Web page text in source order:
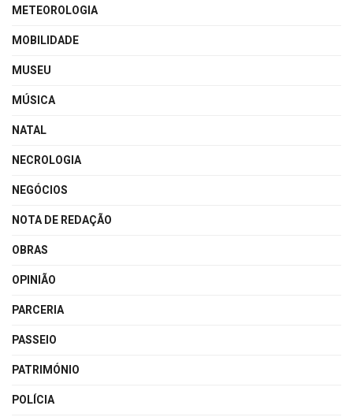
METEOROLOGIA
MOBILIDADE
MUSEU
MÚSICA
NATAL
NECROLOGIA
NEGÓCIOS
NOTA DE REDAÇÃO
OBRAS
OPINIÃO
PARCERIA
PASSEIO
PATRIMÓNIO
POLÍCIA